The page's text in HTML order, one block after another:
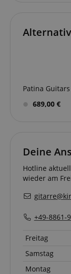
Patina Guitars
689,00 €
Deine
Hotline
wieder am
+49-8861-
Freitag
Samstag
Montag